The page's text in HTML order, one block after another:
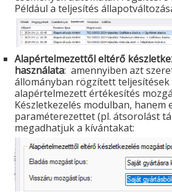
Például a teljesítés
Alapértelmezettől eltérő
használata: amennyiben azt
állományban rögzített teljesítések
alapértelmezett értékesítés
Készletkezelés modulban, hanem
paraméterezettet (pl. átsorolást
megadhatjuk a kívántakat: